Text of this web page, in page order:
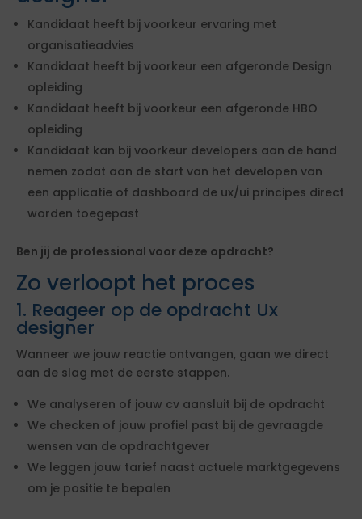
Kandidaat heeft bij voorkeur ervaring met
organisatieadvies
Kandidaat heeft bij voorkeur een afgeronde Design
opleiding
Kandidaat heeft bij voorkeur een afgeronde HBO
opleiding
Kandidaat kan bij voorkeur developers aan de hand
nemen zodat aan de start van het developen van
een applicatie of dashboard de ux/ui principes direct
worden toegepast
Ben jij de professional voor deze opdracht?
Zo verloopt het proces
1. Reageer op de opdracht Ux
designer
Wanneer we jouw reactie ontvangen, gaan we direct
aan de slag met de eerste stappen.
We analyseren of jouw cv aansluit bij de opdracht
We checken of jouw profiel past bij de gevraagde
wensen van de opdrachtgever
We leggen jouw tarief naast actuele marktgegevens
om je positie te bepalen